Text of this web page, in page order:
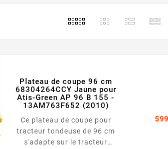
Plateau de coupe 96 cm
68304264CCY Jaune pour
Atis-Green AP 96 B 155 -
13AM763F652 (2010)
Ce plateau de coupe pour
tracteur tondeuse de 96 cm
s'adapte sur le tracteur